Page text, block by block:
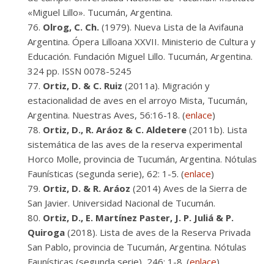
«Miguel Lillo». Tucumán, Argentina.
Olrog, C. Ch. (1979). Nueva Lista de la Avifauna
Argentina. Ópera Lilloana XXVII. Ministerio de Cultura y
Educación. Fundación Miguel Lillo. Tucumán, Argentina.
324 pp. ISSN 0078-5245
Ortiz, D. & C. Ruiz (2011a). Migración y
estacionalidad de aves en el arroyo Mista, Tucumán,
Argentina. Nuestras Aves, 56:16-18. (enlace)
Ortiz, D., R. Aráoz & C. Aldetere (2011b). Lista
sistemática de las aves de la reserva experimental
Horco Molle, provincia de Tucumán, Argentina. Nótulas
Faunísticas (segunda serie), 62: 1-5. (enlace)
Ortiz, D. & R. Aráoz (2014) Aves de la Sierra de
San Javier. Universidad Nacional de Tucumán.
Ortiz, D., E. Martínez Paster, J. P. Juliá & P.
Quiroga (2018). Lista de aves de la Reserva Privada
San Pablo, provincia de Tucumán, Argentina. Nótulas
Faunísticas (segunda serie), 246: 1-8. (enlace)